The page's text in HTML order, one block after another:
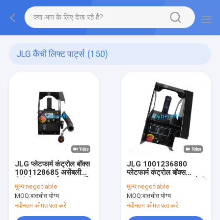
JLG कैंची लिफ्ट पार्ट्स (150)
JLG प्लेटफार्म कंट्रोल बॉक्स
1001128685 असेंबली
स्पेयर पार्ट
मूल्य:negotiable
MOQ:बातचीत योग्य
नवीनतम कीमत पता करें
JLG 1001236880
प्लेटफार्म कंट्रोल बॉक्स
लिफ्ट
मूल्य:negotiable
MOQ:बातचीत योग्य
नवीनतम कीमत पता करें